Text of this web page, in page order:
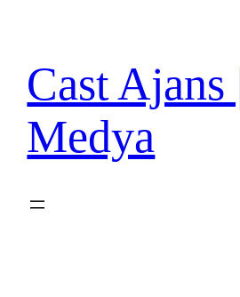
Cast Ajans
Medya